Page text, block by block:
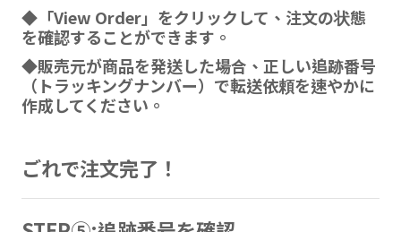
◆「View Order」をクリックして、注文の状態
を確認することができます。
◆販売元が商品を発送した場合、正しい追跡番号
（トラッキングナンバー）で転送依頼を速やかに
作成してください。
ごれで注文完了！